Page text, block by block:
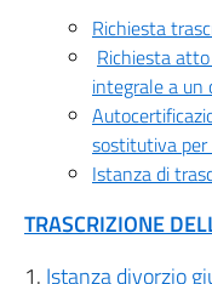
Richiesta
Richiesta
integrale a un
sostitutiva
Istanza di
TRASCRIZIONE
1. Istanza divorzio